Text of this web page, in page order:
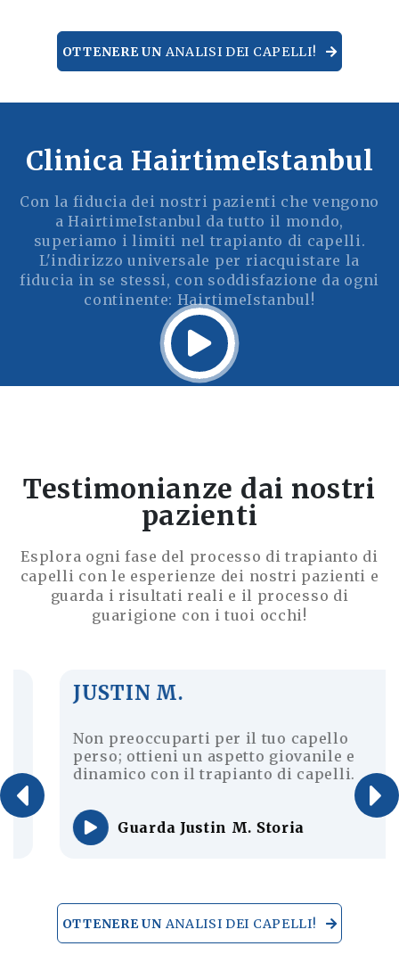
OTTENERE UN ANALISI DEI CAPELLI!
Clinica HairtimeIstanbul
Con la fiducia dei nostri pazienti che vengono
a HairtimeIstanbul da tutto il mondo,
superiamo i limiti nel trapianto di capelli.
L'indirizzo universale per riacquistare la
fiducia in se stessi, con soddisfazione da ogni
continente: HairtimeIstanbul!
Testimonianze dai nostri
pazienti
Esplora ogni fase del processo di trapianto di
capelli con le esperienze dei nostri pazienti e
guarda i risultati reali e il processo di
guarigione con i tuoi occhi!
JUSTIN M.
Non preoccuparti per il tuo capello
perso; ottieni un aspetto giovanile e
dinamico con il trapianto di capelli.
Guarda Justin M. Storia
OTTENERE UN ANALISI DEI CAPELLI!